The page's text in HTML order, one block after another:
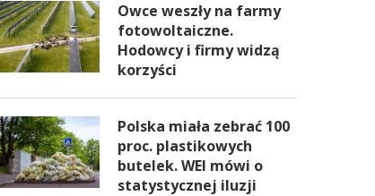
Owce weszły na farmy
fotowoltaiczne.
Hodowcy i firmy widzą
korzyści
Polska miała zebrać 100
proc. plastikowych
butelek. WEI mówi o
statystycznej iluzji